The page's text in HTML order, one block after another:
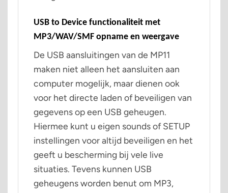
USB to Device functionaliteit met
MP3/WAV/SMF opname en weergave
De USB aansluitingen van de MP11
maken niet alleen het aansluiten aan
computer mogelijk, maar dienen ook
voor het directe laden of beveiligen van
gegevens op een USB geheugen.
Hiermee kunt u eigen sounds of SETUP
instellingen voor altijd beveiligen en het
geeft u bescherming bij vele live
situaties. Tevens kunnen USB
geheugens worden benut om MP3,